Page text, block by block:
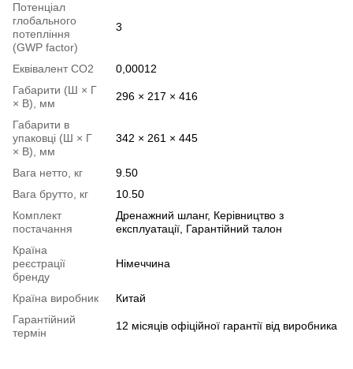
Потенціал
глобального
потепління
(GWP factor)
3
Еквівалент СО2
0,00012
Габарити (Ш × Г
× В), мм
296 × 217 × 416
Габарити в
упаковці (Ш × Г
× В), мм
342 × 261 × 445
Вага нетто, кг
9.50
Вага брутто, кг
10.50
Комплект
постачання
Дренажний шланг, Керівництво з
експлуатації, Гарантійний талон
Країна
реєстрації
бренду
Німеччина
Країна виробник
Китай
Гарантійний
термін
12 місяців офіційної гарантії від виробника